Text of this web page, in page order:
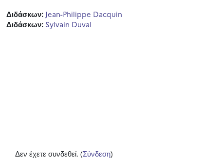
Διδάσκων: Jean-Philippe Dacquin
Διδάσκων: Sylvain Duval
Δεν έχετε συνδεθεί. (Σύνδεση)